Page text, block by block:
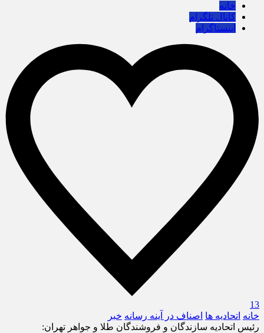
خانه
کانال تلگرام
اینستاگرام
13
خانه اتحادیه ها اصناف در آینه رسانه خبر
رئیس اتحادیه سازندگان و فروشندگان طلا و جواهر تهران: